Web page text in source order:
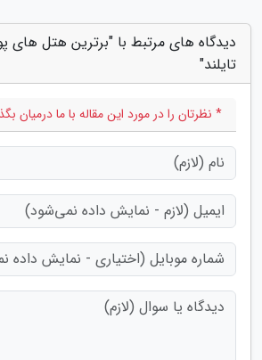
دیدگاه های مرتبط با "برترین هتل های
تایلند"
* نظرتان را در مورد این مقاله با ما درمیان